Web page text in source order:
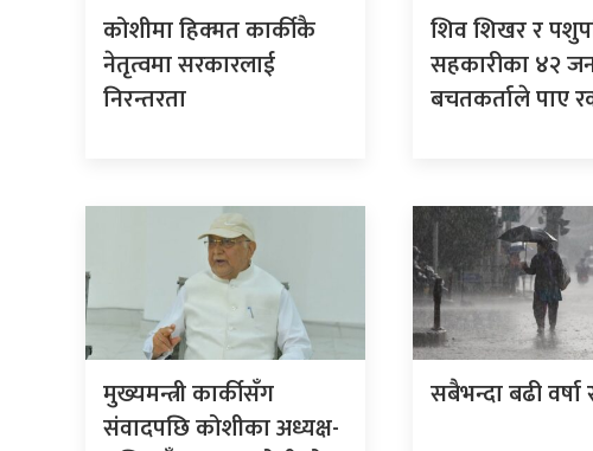
कोशीमा हिक्मत कार्कीकै
नेतृत्वमा सरकारलाई
निरन्तरता
शिव शिखर र
सहकारीका ४२
बचतकर्ताले पाए
मुख्यमन्त्री कार्कीसँग
संवादपछि कोशीका अध्यक्ष-
सबैभन्दा बढी